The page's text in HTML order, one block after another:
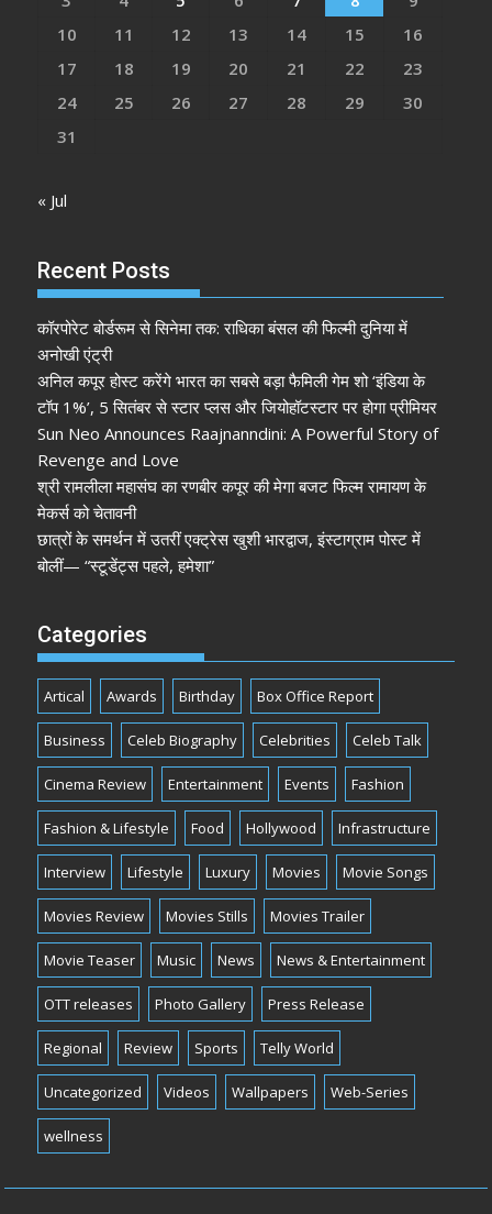
10
11 12 13 14 15
16
17
18 19 20 21 22
23
24
25 26 27 28 29
30
31
« Jul
Recent Posts
कॉरपोरेट बोर्डरूम से सिनेमा तक: राधिका बंसल की फिल्मी दुनिया में
अनोखी एंट्री
अनिल कपूर होस्ट करेंगे भारत का सबसे बड़ा फैमिली गेम शो ‘इंडिया के
टॉप 1%’, 5 सितंबर से स्टार प्लस और जियोहॉटस्टार पर होगा प्रीमियर
Sun Neo Announces Raajnanndini: A Powerful Story of
Revenge and Love
श्री रामलीला महासंघ का रणबीर कपूर की मेगा बजट फिल्म रामायण के
मेकर्स को चेतावनी
छात्रों के समर्थन में उतरीं एक्ट्रेस खुशी भारद्वाज, इंस्टाग्राम पोस्ट में
बोलीं— “स्टूडेंट्स पहले, हमेशा”
Categories
Artical Awards Birthday Box Office Report
Business Celeb Biography Celebrities Celeb Talk
Cinema Review Entertainment Events Fashion
Fashion & Lifestyle Food Hollywood Infrastructure
Interview Lifestyle Luxury Movies Movie Songs
Movies Review Movies Stills Movies Trailer
Movie Teaser Music News News & Entertainment
OTT releases Photo Gallery Press Release
Regional Review Sports Telly World
Uncategorized Videos Wallpapers Web-Series
wellness